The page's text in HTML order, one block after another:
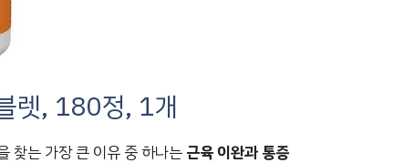
렛, 180정, 1개
찾는 가장 큰 이유 중 하나는 근육 이완과 통증